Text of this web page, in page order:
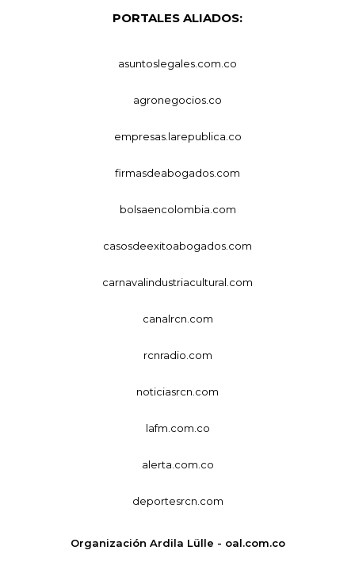
PORTALES ALIADOS:
asuntoslegales.com.co
agronegocios.co
empresas.larepublica.co
firmasdeabogados.com
bolsaencolombia.com
casosdeexitoabogados.com
carnavalindustriacultural.com
canalrcn.com
rcnradio.com
noticiasrcn.com
lafm.com.co
alerta.com.co
deportesrcn.com
Organización Ardila Lülle - oal.com.co